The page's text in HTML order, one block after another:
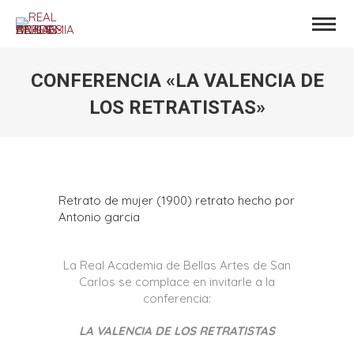
CONFERENCIA «LA VALENCIA DE
LOS RETRATISTAS»
Retrato de mujer (1900) retrato hecho por
Antonio garcia
La Real Academia de Bellas Artes de San
Carlos se complace en invitarle a la
conferencia:
LA VALENCIA DE LOS RETRATISTAS